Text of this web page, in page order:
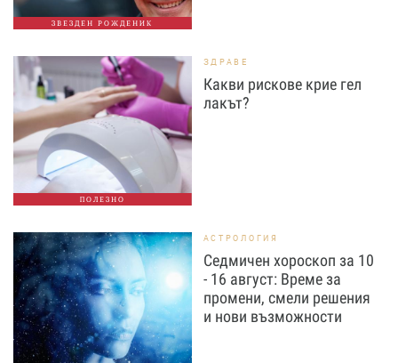
ЗВЕЗДЕН РОЖДЕНИК
ПОЛЕЗНО
ЗДРАВЕ
Какви рискове крие гел
лакът?
АСТРОЛОГИЯ
Седмичен хороскоп за 10
- 16 август: Време за
промени, смели решения
и нови възможности